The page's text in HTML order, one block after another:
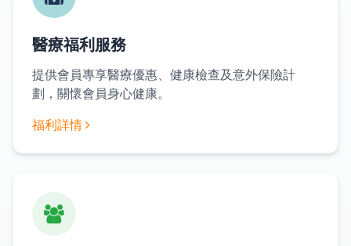
醫療福利服務
提供會員專享醫療優惠、健康檢查及意外保險計
劃，關懷會員身心健康。
福利詳情